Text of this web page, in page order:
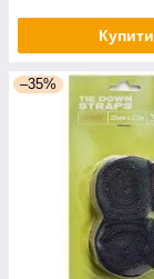
Купити
–35%